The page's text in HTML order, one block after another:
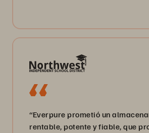
“Everpure prometió un
rentable, potente y fiable, que